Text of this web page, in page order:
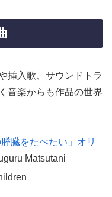
挿入歌、サウンドトラ
音楽からも作品の世界
臓をたべたい」オリ
Matsutani